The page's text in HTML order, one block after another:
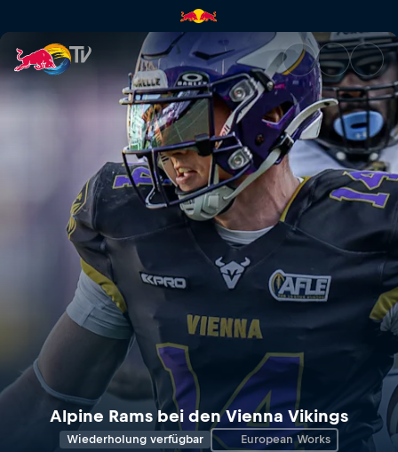
Alpine Rams bei den Vienna
Alpine Rams bei den Vienna Vikings
Wiederholung verfügbar European Works